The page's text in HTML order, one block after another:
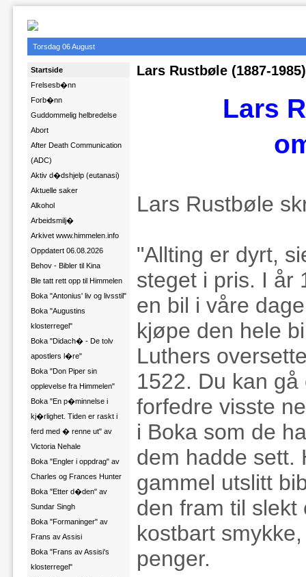
Torsdag 06 August
Startside
Frelsesb�nn
Forb�nn
Guddommelig helbredelse
Abort
After Death Communication
(ADC)
Aktiv d�dshjelp (eutanasi)
Aktuelle saker
Alkohol
Arbeidsmilj�
Arkivet www.himmelen.info
Oppdatert 06.08.2026
Behov - Bibler til Kina
Ble tatt rett opp til Himmelen
Boka "Antonius' liv og livsstil"
Boka "Augustins
klosterregel"
Boka "Didach� - De tolv
apostlers l�re"
Boka "Don Piper sin
opplevelse fra Himmelen"
Boka "En p�minnelse i
kj�rlighet. Tiden er raskt i
ferd med � renne ut" av
Victoria Nehale
Boka "Engler i oppdrag" av
Charles og Frances Hunter
Boka "Etter d�den" av
Sundar Singh
Boka "Formaninger" av
Frans av Assisi
Boka "Frans av Assisi's
klosterregel"
Lars Rustbøle (1887-
Lars
Lars Rustbøle
"Allting er dyrt,
steget i pris. I år
en bil i våre
kjøpe den hele
Luthers
1522. Du kan gå
forfedre visste
i Boka som de
dem hadde sett.
gammel utslitt
den fram til slekt
kostbart
penger.